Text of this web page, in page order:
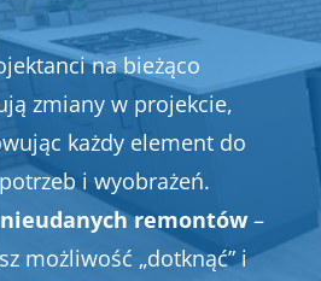
na bieżąco
zmiany w projekcie,
każdy element do
i wyobrażeń.
remontów –
możliwość „dotknąć” i